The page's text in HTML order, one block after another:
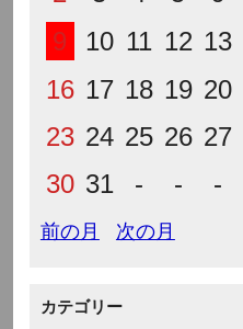
9
10 11 12 13
16 17 18 19 20
23 24 25 26 27
30 31 - - -
前の月 次の月
カテゴリー